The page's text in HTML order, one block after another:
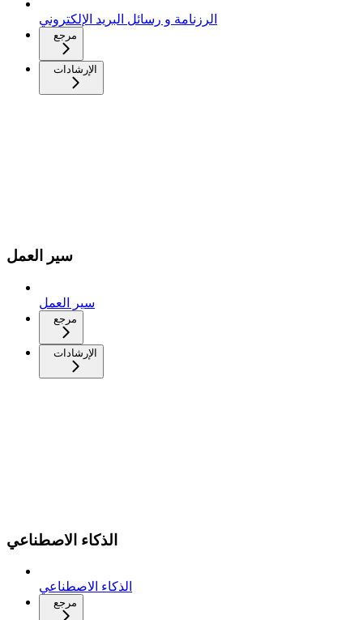
الرزنامة و رسائل البريد الإلكتروني
مرجع
الإرشادات
سير العمل
سير العمل
مرجع
الإرشادات
الذكاء الاصطناعي
الذكاء الاصطناعي
مرجع